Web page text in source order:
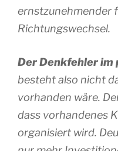
ernstzunehmender
Richtungswechsel.
Der Denkfehler
besteht also nicht
vorhanden wäre.
dass vorhandenes
organisiert wird.